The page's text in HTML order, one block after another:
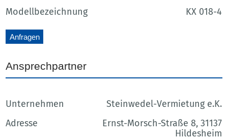
Modellbezeichnung
KX 018-4
Anfragen
Ansprechpartner
Unternehmen
Steinwedel-Vermietung e.K.
Adresse
Ernst-Morsch-Straße 8, 31137
Hildesheim